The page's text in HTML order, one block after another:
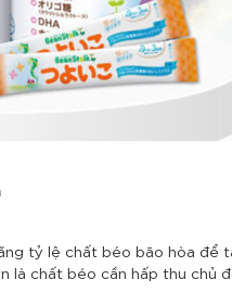
tỷ lệ chất béo bão hòa để
chất béo cần hấp thu chủ